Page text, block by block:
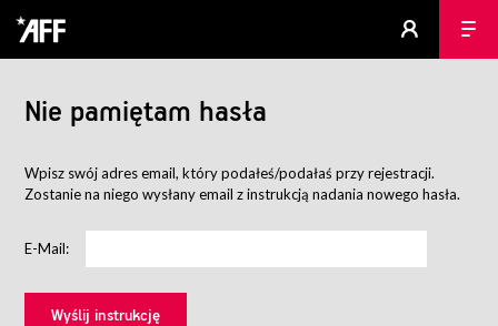
Nie pamiętam hasła
Wpisz swój adres email, który podałeś/podałaś przy rejestracji.
Zostanie na niego wysłany email z instrukcją nadania nowego hasła.
E-Mail: